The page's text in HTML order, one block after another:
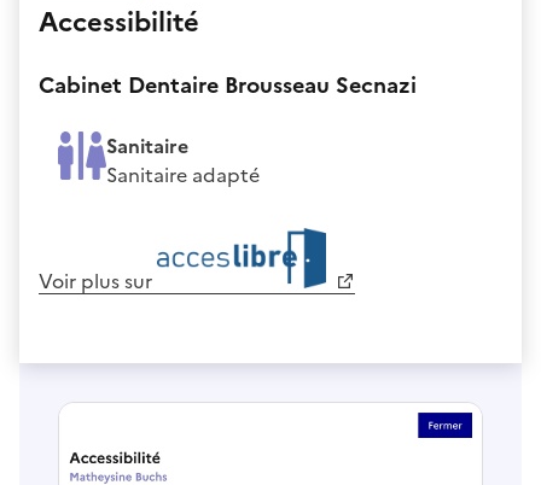
Accessibilité
Cabinet Dentaire Brousseau Secnazi
Sanitaire
Sanitaire adapté
Voir plus sur